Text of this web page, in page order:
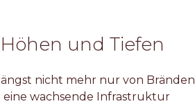
und Tiefen
nicht mehr nur von Bränden
wachsende Infrastruktur